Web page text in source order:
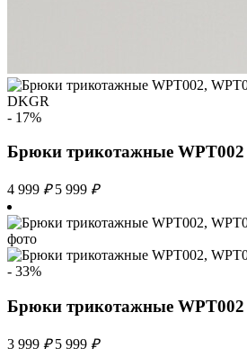
- 17%
Брюки трикотажные WPT002
4 999 ₽ 5 999 ₽
- 33%
Брюки трикотажные WPT002
3 999 ₽ 5 999 ₽